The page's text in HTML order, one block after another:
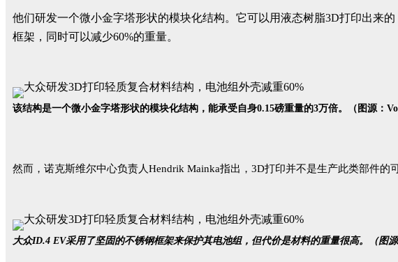
他们研发一个微小金字塔形状的模块化结构。它可以用液态树脂3D打印出来
框架，同时可以减少60%的重量。
该结构是一个微小金字塔形状的模块化结构，能承受自身0.15磅重量的3万倍。（图源：
然而，诺克斯维尔中心负责人Hendrik Mainka指出，3D打印并不是生产此类部件
大众ID.4 EV采用了坚固的不锈钢框架来保护其电池组，但代价是材料的重量很高。（图源